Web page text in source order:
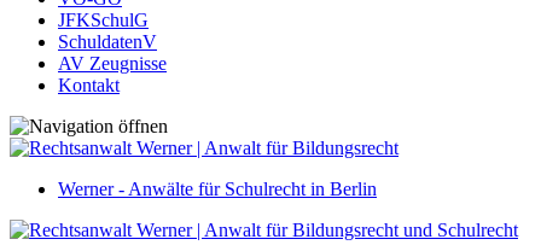
JFKSchulG
SchuldatenV
AV Zeugnisse
Kontakt
Werner - Anwälte für Schulrecht in Berlin